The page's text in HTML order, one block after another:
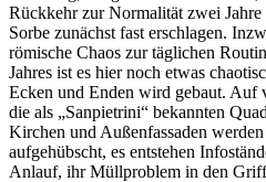
Rückkehr zur Normalität zwei
Sorbe zunächst fast erschlagen.
römische Chaos zur täglichen
Jahres ist es hier noch etwas
Ecken und Enden wird gebaut. Auf
die als „Sanpietrini“ bekannten
Kirchen und Außenfassaden
aufgehübscht, es entstehen
Anlauf, ihr Müllproblem in den